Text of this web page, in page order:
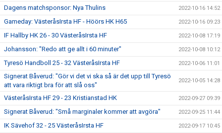
Dagens matchsponsor: Nya Thulins 2022-10-16 14:52
Gameday: VästeråsIrsta HF - Höörs HK H65 2022-10-16 09:23
IF Hallby HK 26 - 30 VästeråsIrsta HF 2022-10-08 17:19
Johansson: "Redo att ge allt i 60 minuter" 2022-10-08 10:12
Tyresö Handboll 25 - 32 VästeråsIrsta HF 2022-10-06 11:01
Signerat Båverud: "Gör vi det vi ska så är det upp till Tyresö
att vara riktigt bra för att slå oss"
2022-10-05 14:28
VästeråsIrsta HF 29 - 23 Kristianstad HK 2022-09-27 09:39
Signerat Båverud: "Små marginaler kommer att avgöra" 2022-09-25 11:44
IK Sävehof 32 - 25 VästeråsIrsta HF 2022-09-17 10:45